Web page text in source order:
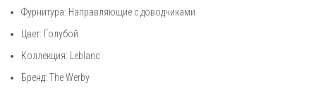
Фурнитура: Направляющие с доводчиками
Цвет: Голубой
Коллекция: Leblanc
Бренд: TheWerby